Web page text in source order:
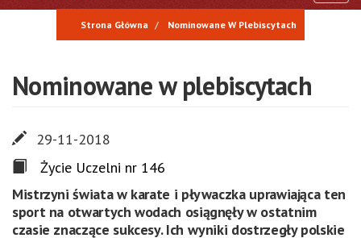
Strona Główna Nominowane W Plebiscytach
Nominowane w plebiscytach
29-11-2018
Życie Uczelni nr 146
Mistrzyni świata w karate i pływaczka uprawiająca ten
sport na otwartych wodach osiągnęły w ostatnim
czasie znaczące sukcesy. Ich wyniki dostrzegły polskie